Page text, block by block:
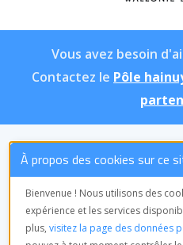
À propos des cookies sur ce
Bienvenue ! Nous utilisons des
expérience et les services
plus,visitez la page des données
Vous avez besoin
Contactez le Pôle
ASBL
Équipe de
Avenue
7000 Mons